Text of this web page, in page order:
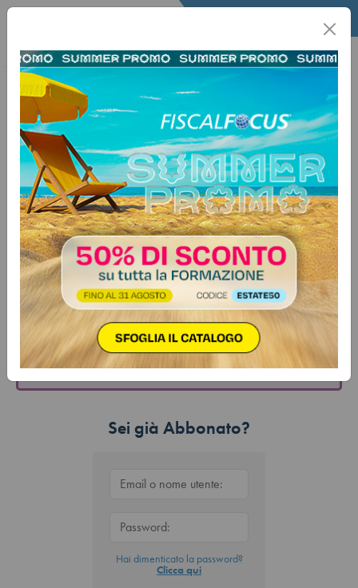
Home Quotidiano Il Quotidiano Edizione del giorno
1 febbraio 2022
Quotidiano edizione in PDF -
FEBBRAIO 2022
Vuoi avere accesso a tutti i
contenuti riservati e agli
articoli di "Quotidiano"?
Abbonati ora
Sei già Abbonato?
Hai dimenticato la password?
Clicca qui